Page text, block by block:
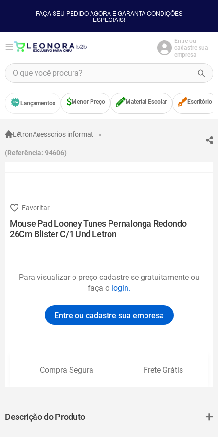
FAÇA SEU PEDIDO AGORA E GARANTA CONDIÇÕES
ESPECIAIS!
Entre ou
cadastre sua
empresa
O que você procura?
Lançamentos Menor Preço Material Escolar Escritório
LetronAcessorios informat
Referência: 94606
Mouse Pad Looney Tunes Pernalonga Redondo
26Cm Blister C/1 Und Letron
Para visualizar o preço cadastre-se gratuitamente ou
faça o login.
Entre ou cadastre sua empresa
Compra Segura Frete Grátis
Descrição do Produto +
TERMOS MAIS BUSCADOS
1º